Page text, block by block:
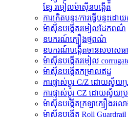
ខ្សែ រមៀលម៉ាស៊ីនបង្កើត
ការ​ក្រិត​បន្ទះ​/ការ​ធ្វើ​បន្ទះ​ដោ
ម៉ាស៊ីនបង្កើតរមៀលដែកពណ៌
ឧបករណ៍ក្បឿងថ្មពណ៌
ឧបករណ៍បង្កើតចានសមាសធ
ម៉ាស៊ីនបង្កើតរមៀល
ម៉ាស៊ីនបង្កើតកម្រាលឥដ្ឋ
ការផ្លាស់ប្តូរ C/Z ដោយស្វ័យ
ការផ្លាស់ប្តូរ CZ ដោយស្វ័យ
ម៉ាស៊ីនបង្កើតក្រឡាក្បឿងរល
ម៉ាស៊ីនបង្កើត Roll